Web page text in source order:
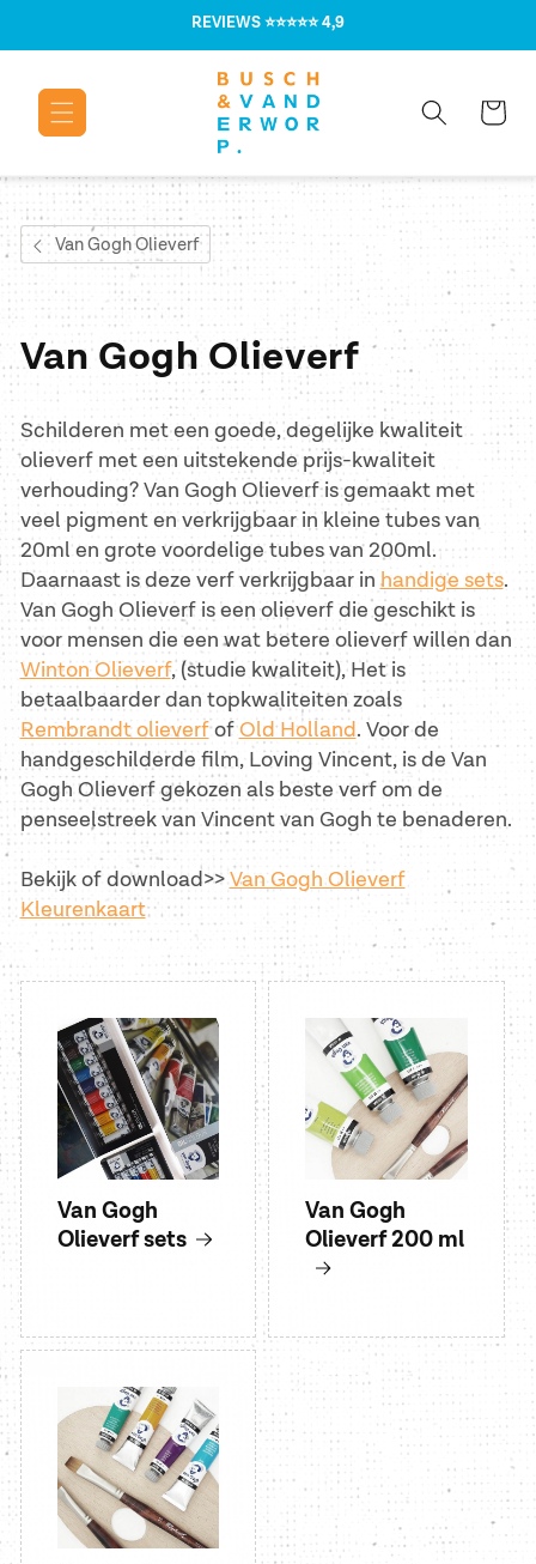
REVIEWS⭐⭐⭐⭐⭐ 4,9
Van Gogh Olieverf
C
o
l
l
e
c
t
i
e
:
Van Gogh Olieverf
Schilderen met een goede, degelijke kwaliteit
olieverf met een uitstekende prijs-kwaliteit
verhouding? Van Gogh Olieverf is gemaakt met
veel pigment en verkrijgbaar in kleine tubes van
20ml en grote voordelige tubes van 200ml.
Daarnaast is deze verf verkrijgbaar in handige sets.
Van Gogh Olieverf is een olieverf die geschikt is
voor mensen die een wat betere olieverf willen dan
Winton Olieverf, (studie kwaliteit), Het is
betaalbaarder dan topkwaliteiten zoals
Rembrandt olieverfofOld Holland. Voor de
handgeschilderde film, Loving Vincent, is de Van
Gogh Olieverf gekozen als beste verf om de
penseelstreek van Vincent van Gogh te benaderen.
Bekijk of download>>Van Gogh Olieverf
Kleurenkaart
Van Gogh
Olieverf sets
Van Gogh
Olieverf 200 ml